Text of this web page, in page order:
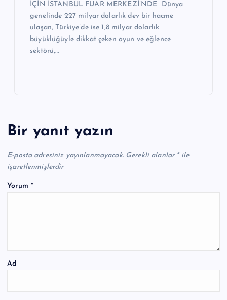
İÇİN İSTANBUL FUAR MERKEZİ’NDE Dünya
genelinde 227 milyar dolarlık dev bir hacme
ulaşan, Türkiye’de ise 1,8 milyar dolarlık
büyüklüğüyle dikkat çeken oyun ve eğlence
sektörü,…
Bir yanıt yazın
E-posta adresiniz yayınlanmayacak. Gerekli alanlar *ile
işaretlenmişlerdir
Yorum *
Ad